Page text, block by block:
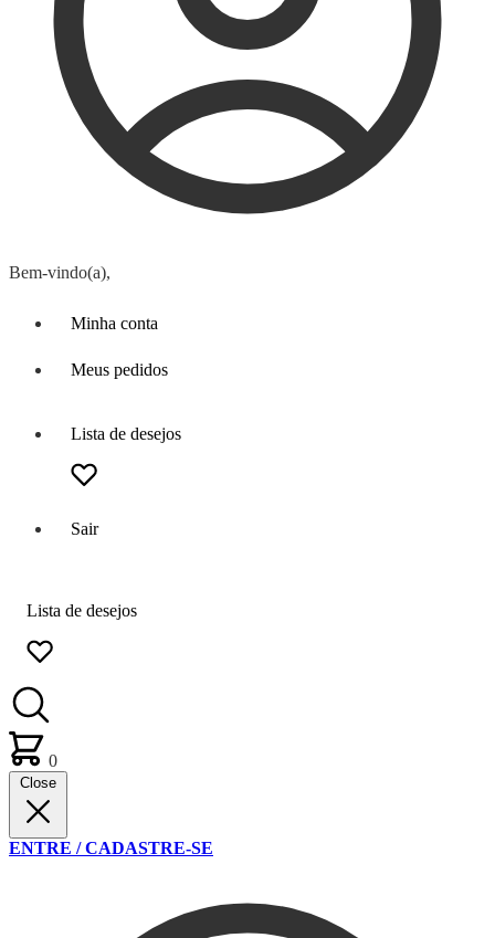
Bem-vindo(a),
Minha conta
Meus pedidos
Lista de desejos
Sair
Lista de desejos
0
Close
ENTRE / CADASTRE-SE